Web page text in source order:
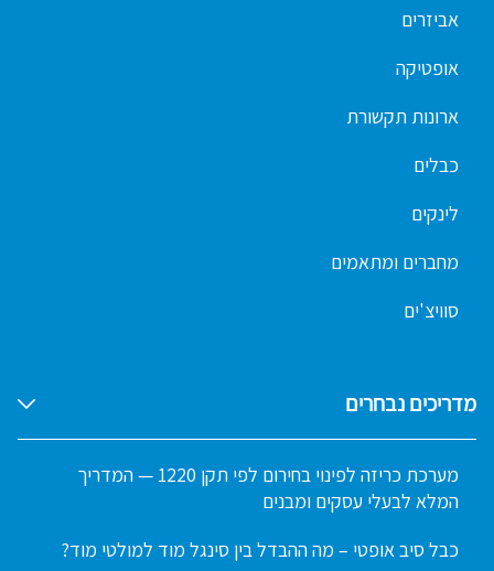
אביזרים
אופטיקה
ארונות תקשורת
כבלים
לינקים
מחברים ומתאמים
סוויצ'ים
מדריכים נבחרים
מערכת כריזה לפינוי בחירום לפי תקן 1220 — המדריך
המלא לבעלי עסקים ומבנים
כבל סיב אופטי – מה ההבדל בין סינגל מוד למולטי מוד?